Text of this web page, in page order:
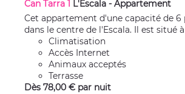
Can Tarra 1 L'Escala - Appartement
Cet appartement d'une capacité de 6
dans le centre de l'Escala. Il est situé
Climatisation
Accès Internet
Animaux acceptés
Terrasse
Dès 78,00 € par nuit